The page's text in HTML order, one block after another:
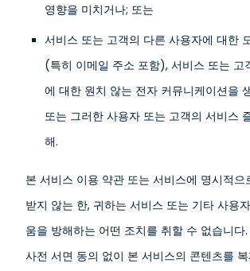
영향을 미치거나; 또는
서비스 또는 고객의 다른 사용자에 대한
(특히 이메일 주소 포함), 서비스 또는 고
에 대한 원치 않는 전자 커뮤니케이션을
또는 그러한 사용자 또는 고객의 서비스
해.
본 서비스 이용 약관 또는 서비스에 명시적으
받지 않는 한, 귀하는 서비스 또는 기타 사용
움을 방해하는 어떤 조치를 취할 수 없습니
사전 서면 동의 없이 본 서비스의 콘텐츠를